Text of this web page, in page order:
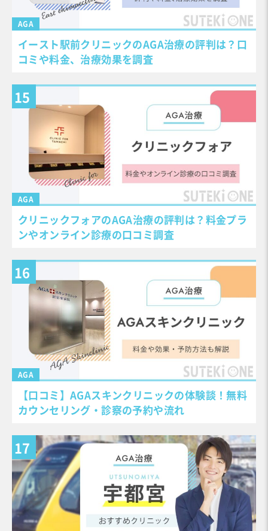
AGA
イースト駅前クリニックのAGA治療の評判は？口
コミや料金、治療効果を調査
AGA
クリニックフォアのAGA治療の評判は？料金プラ
ンやオンライン診療の口コミ調査
AGA
【口コミ】AGAスキンクリニックの体験談！無料
カウンセリング・診察の予約や流れ